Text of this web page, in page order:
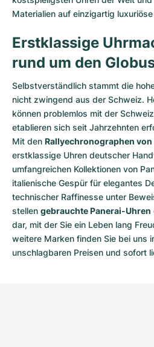
Materialien auf einzigartig luxuriöse
Erstklassige
rund um den
Selbstverständlich stammt die
nicht zwingend aus der Schweiz.
können problemlos mit der
etablieren sich seit Jahrzehnten
Mit den Rallyechronographen von
erstklassige Uhren deutscher
umfangreichen Kollektionen von
italienische Gespür für elegantes
technischer Raffinesse unter
stellen gebrauchte Panerai-Uhren
dar, mit der Sie ein Leben lang
weitere Marken finden Sie bei uns
unschlagbaren Preisen und sofort